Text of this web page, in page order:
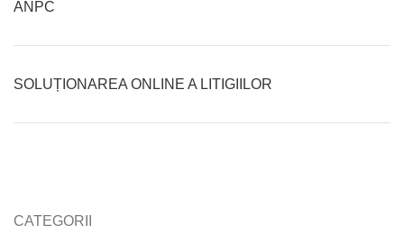
ANPC
SOLUȚIONAREA ONLINE A LITIGIILOR
CATEGORII